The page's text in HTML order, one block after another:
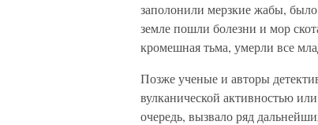
заполонили мерзкие жабы,
земле пошли болезни и мор
кромешная тьма, умерли все
Позже ученые и авторы
вулканической активностью
очередь, вызвало ряд